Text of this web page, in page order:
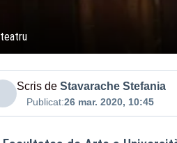
teatru
Scris de Stavarache Stefania
Publicat:26 mar. 2020, 10:45